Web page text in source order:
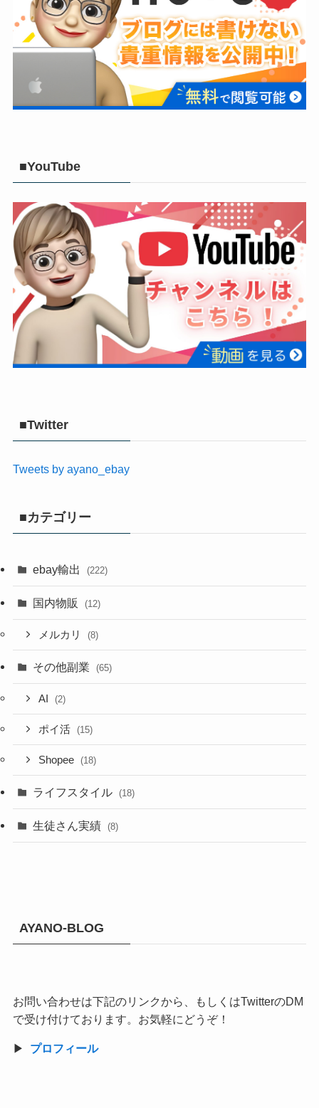
■YouTube
■Twitter
Tweets by ayano_ebay
■カテゴリー
ebay輸出 (222)
国内物販 (12)
メルカリ (8)
その他副業 (65)
AI (2)
ポイ活 (15)
Shopee (18)
ライフスタイル (18)
生徒さん実績 (8)
AYANO-BLOG
お問い合わせは下記のリンクから、もしくはTwitterのDM
で受け付けております。お気軽にどうぞ！
▶︎ プロフィール